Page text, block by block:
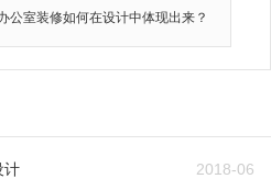
公室装修如何在设计中体现出来？
计 2018-06